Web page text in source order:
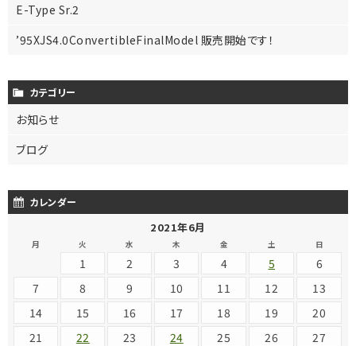
E-Type Sr.2
’95XJS4.0ConvertibleFinalModel 販売開始です！
カテゴリー
お知らせ
ブログ
カレンダー
2021年6月
月 火 水 木 金 土 日
1 2 3 4 5
6
7
8 9 10 11 12
13
14
15 16 17 18 19
20
21
22 23 24 25 26
27